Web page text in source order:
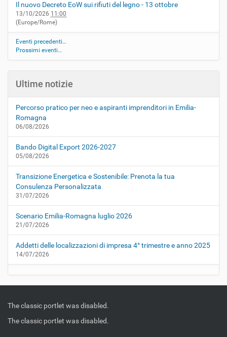
Il nuovo Decreto EoW sui rifiuti del legno - 13 ottobre
13/10/2026 11:00
(Europe/Rome)
Eventi precedenti…
Prossimi eventi…
Ultime notizie
Percorso pratico per neo e aspiranti imprenditori in Emilia-
Romagna
06/08/2026
Bando Digital Export 2026-2027
05/08/2026
Transizione Energetica e Sostenibile: Prenota la tua
Consulenza Personalizzata
31/07/2026
Scenario Emilia-Romagna luglio 2026
21/07/2026
Addetti delle localizzazioni di impresa 4° trimestre e anno 2025
14/07/2026
The classic portlet was disabled.
The classic portlet was disabled.